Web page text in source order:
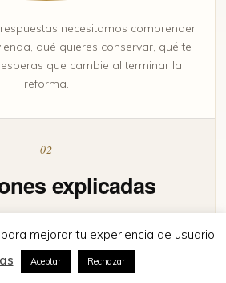
necesitamos comprender
qué quieres conservar, qué te
que cambie al terminar la
reforma.
02
explicadas
técnicas a un lenguaje
que puedas valorar alternativas,
mejorar tu experiencia de usuario.
Aceptar Rechazar